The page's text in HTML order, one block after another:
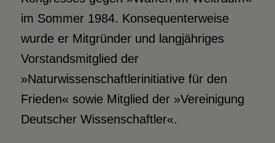
im Sommer 1984. Konsequenterweise
wurde er Mitgründer und langjähriges
Vorstandsmitglied der
»Naturwissenschaftlerinitiative für den
Frieden« sowie Mitglied der »Vereinigung
Deutscher Wissenschaftler«.